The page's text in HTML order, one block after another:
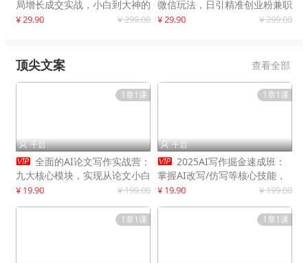
局增长成交实战，小白到大神的
进阶之路
¥ 29.90 ¥ 299.00
微信玩法，日引精准创业粉兼职
粉200+
¥ 29.90 ¥ 299.00
顶尖文案 查看全部
1章1课
 千启
 全面的AI论文写作实战营：
九大核心模块，实现从论文小白
到高效产出的跨越
¥ 19.90 ¥ 199.00
1章1课
 千启
 2025AI写作掘金速成班：
掌握AI改写/仿写等核心技能，
实现单篇文案变现500+
¥ 19.90 ¥ 199.00
1章1课 1章1课